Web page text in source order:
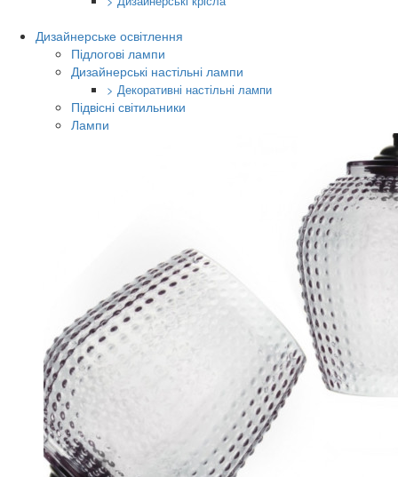
Дизайнерське освітлення
Підлогові лампи
Дизайнерські настільні лампи
> Декоративні настільні лампи
Підвісні світильники
Лампи